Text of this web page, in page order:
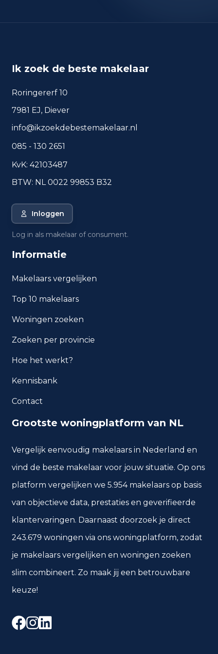
wonen in Waalre
Korte antwoorden op basis van actuele
plaatscijfers, handig voor een snelle
Waalre?
Wat is de gemiddelde WOZ-
waarde in Waalre?
Wat is het gemiddelde
inkomen per inwoner in Waalre?
Hoe veilig is wonen in Waalre?
het meest voor in Waalre?
Ik zoek de beste makelaar
Roringererf 10
7981 EJ, Diever
info@ikzoekdebestemakelaar.nl
085 - 130 2651
KvK: 42103487
BTW: NL 0022 99853 B32
Inloggen
Log in als makelaar of consument.
Informatie
Makelaars vergelijken
Top 10 makelaars
Woningen zoeken
Zoeken per provincie
Hoe het werkt?
Kennisbank
Contact
Grootste woningplatform van NL
Vergelijk eenvoudig makelaars in Nederland en
vind de beste makelaar voor jouw situatie. Op ons
platform vergelijken we 5.954 makelaars op basis
van objectieve data, prestaties en geverifieerde
klantervaringen. Daarnaast doorzoek je direct
243.679 woningen via ons woningplatform, zodat
je makelaars vergelijken en woningen zoeken
slim combineert. Zo maak jij een betrouwbare
keuze!
Facebook
Instagram
LinkedIn